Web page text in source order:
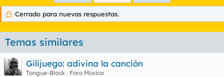
Cerrado para nuevas respuestas.
Temas similares
Gilijuego: adivina la canción
Tongue-Block
Foro Música